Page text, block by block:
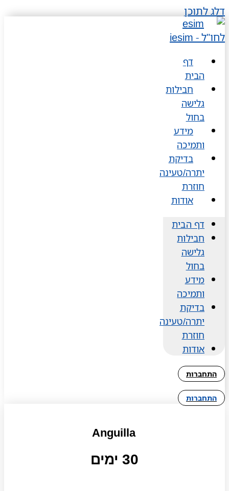
דלג לתוכן
דף
הבית
חבילות
גלישה
בחול
מידע
ותמיכה
בדיקת
יתרה/טעינה
חוזרת
אודות
דף הבית
חבילות
גלישה
בחול
מידע
ותמיכה
בדיקת
יתרה/טעינה
חוזרת
אודות
התחברות
התחברות
Anguilla
30 ימים